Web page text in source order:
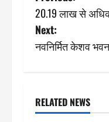
o
s
n
20.19 लाख से
Next:
नवनिर्मित केशव
RELATED NEWS